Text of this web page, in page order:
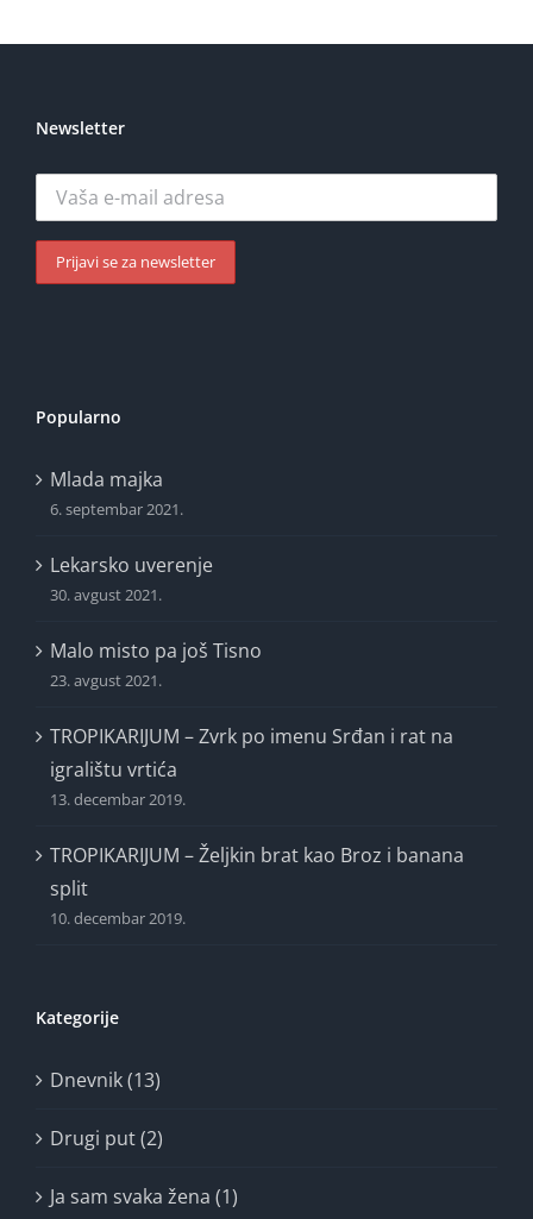
Newsletter
Popularno
Mlada majka
6. septembar 2021.
Lekarsko uverenje
30. avgust 2021.
Malo misto pa još Tisno
23. avgust 2021.
TROPIKARIJUM – Zvrk po imenu Srđan i rat na
igralištu vrtića
13. decembar 2019.
TROPIKARIJUM – Željkin brat kao Broz i banana
split
10. decembar 2019.
Kategorije
Dnevnik (13)
Drugi put (2)
Ja sam svaka žena (1)